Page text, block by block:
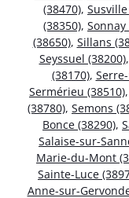
(38470),
(38350), Sonnay
(38650), Sillans
Seyssuel (38200),
(38170),
Sermérieu (38510),
(38780), Semons
Bonce (38290),
Salaise-sur-
Marie-du-Mont
Sainte-Luce
Anne-sur-